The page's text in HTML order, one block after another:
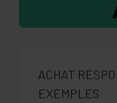
ACHAT
EXEMPLES